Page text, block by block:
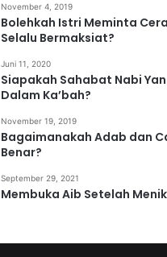
November 4, 2019
Bolehkah Istri Meminta
Selalu Bermaksiat?
Juni 11, 2020
Siapakah Sahabat Nabi
Dalam Ka’bah?
November 19, 2019
Bagaimanakah Adab dan
Benar?
September 29, 2021
Membuka Aib Setelah